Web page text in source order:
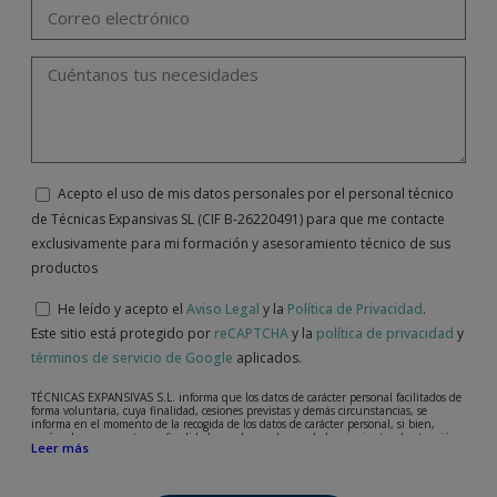
Acepto el uso de mis datos personales por el personal técnico
de Técnicas Expansivas SL (CIF B-26220491) para que me contacte
exclusivamente para mi formación y asesoramiento técnico de sus
productos
He leído y acepto el Aviso Legal y la Política de Privacidad.
Este sitio está protegido por reCAPTCHAy la política de privacidad y
términos de servicio de Google aplicados.
TÉCNICAS EXPANSIVAS S.L. informa que los datos de carácter personal facilitados de
forma voluntaria, cuya finalidad, cesiones previstas y demás circunstancias, se
informa en el momento de la recogida de los datos de carácter personal, si bien,
según el caso concreto, su finalidad, puede ser alguna de las siguientes, la atención a
su solicitud, queja o duda planteada, mantenimiento de la relación establecida, la
Leer más